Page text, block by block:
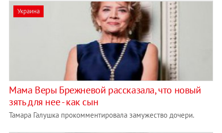
Украина
Мама Веры Брежневой рассказала, что новый
зять для нее - как сын
Тамара Галушка прокомментировала замужество дочери.